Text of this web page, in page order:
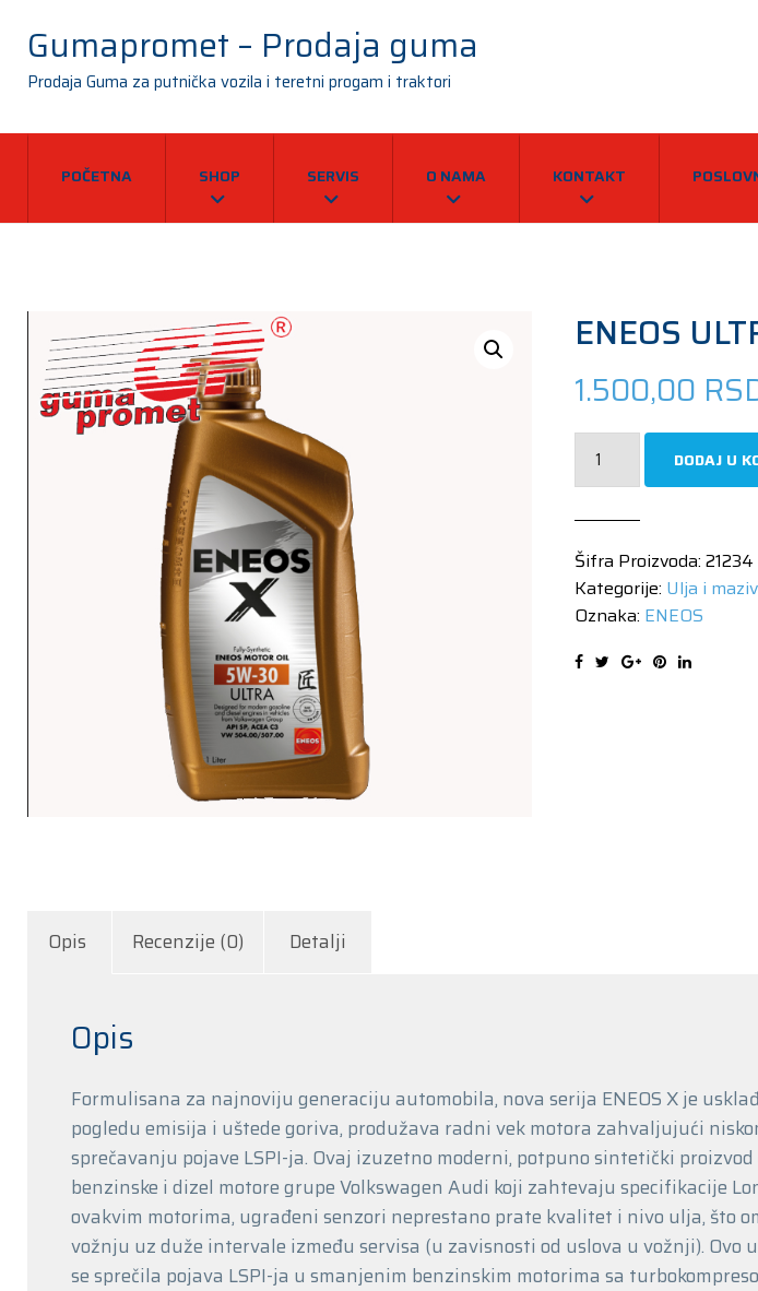
Gumapromet – Prodaja guma
Prodaja Guma za putnička vozila i teretni progam i traktori
POČETNA SHOP SERVIS O NAMA KONTAKT
ENEOS
1.500,00
ULTRA
1/1
količina
DODAJ U
Šifra Proizvoda: 21234
Kategorije: Ulja i
Oznaka: ENEOS
Opis Recenzije (0) Detalji
Opis
Formulisana za najnoviju generaciju automobila, nova serija ENEOS X je
pogledu emisija i uštede goriva, produžava radni vek motora zahvaljujući
sprečavanju pojave LSPI-ja. Ovaj izuzetno moderni, potpuno sintetički proizvod
benzinske i dizel motore grupe Volkswagen Audi koji zahtevaju specifikacije
ovakvim motorima, ugrađeni senzori neprestano prate kvalitet i nivo ulja, što
vožnju uz duže intervale između servisa (u zavisnosti od uslova u vožnji). Ovo
se sprečila pojava LSPI-ja u smanjenim benzinskim motorima sa